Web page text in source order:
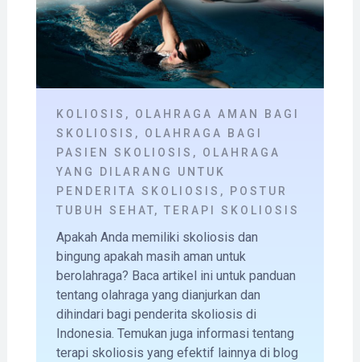
KOLIOSIS , OLAHRAGA AMAN BAGI
SKOLIOSIS , OLAHRAGA BAGI
PASIEN SKOLIOSIS , OLAHRAGA
YANG DILARANG UNTUK
PENDERITA SKOLIOSIS ,
POSTUR
TUBUH SEHAT, TERAPI SKOLIOSIS
Apakah Anda memiliki skoliosis dan
bingung apakah masih aman untuk
berolahraga? Baca artikel ini untuk panduan
tentang olahraga yang dianjurkan dan
dihindari bagi penderita skoliosis di
Indonesia. Temukan juga informasi tentang
terapi skoliosis yang efektif lainnya di blog